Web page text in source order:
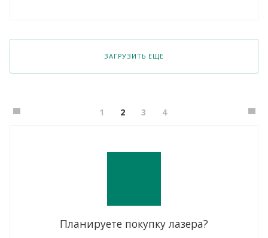
ЗАГРУЗИТЬ ЕЩЕ
1 2 3 4
Планируете покупку лазера?